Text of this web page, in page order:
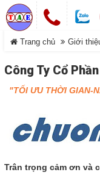
Chuông cửa
Khóa cổng điện
Smarthome-
Hệ thống gọi
Thông tin
Trang chủ Giới
Công Ty Cổ
"TỐI ƯU THỜI GIAN-
Trân trọng cảm ơn và
DANH MỤC
Trang chủ